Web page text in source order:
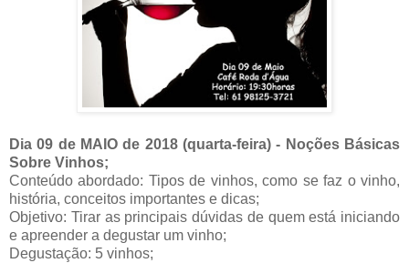
Dia 09 de MAIO de 2018 (quarta-feira) - Noções Básicas
Sobre Vinhos;
Conteúdo abordado: Tipos de vinhos, como se faz o vinho,
história, conceitos importantes e dicas;
Objetivo: Tirar as principais dúvidas de quem está iniciando
e apreender a degustar um vinho;
Degustação: 5 vinhos;